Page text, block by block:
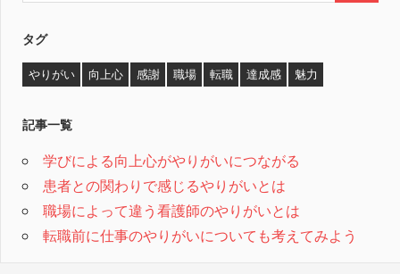
タグ
やりがい 向上心 感謝 職場 転職 達成感 魅力
記事一覧
学びによる向上心がやりがいにつながる
患者との関わりで感じるやりがいとは
職場によって違う看護師のやりがいとは
転職前に仕事のやりがいについても考えてみよう